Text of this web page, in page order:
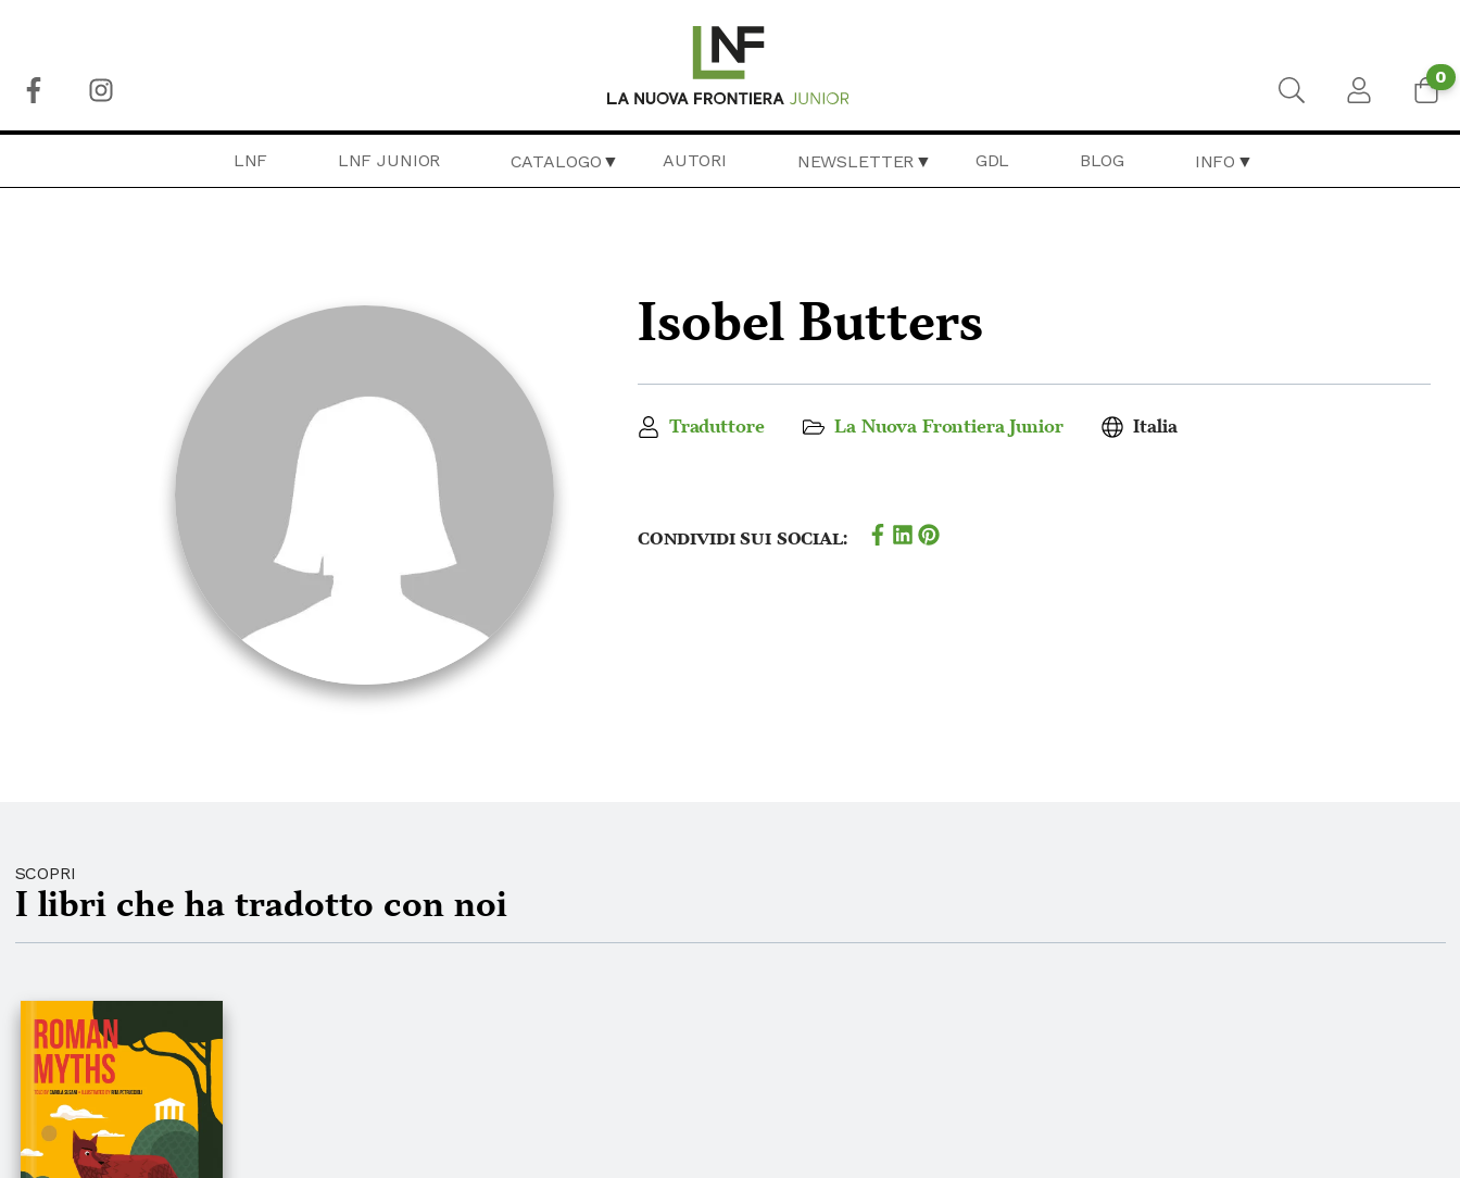
0
LNF LNF JUNIOR CATALOGO AUTORI NEWSLETTER GDL BLOG INFO
Isobel Butters
Traduttore La Nuova Frontiera Junior Italia
Condividi sui social:
SCOPRI
I libri che ha tradotto con noi